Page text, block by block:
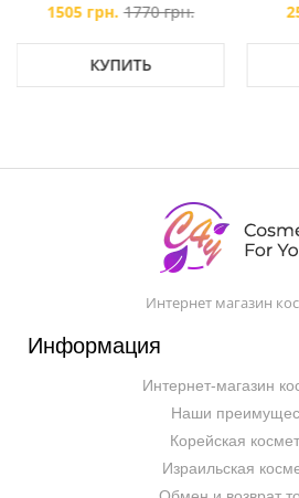
253 грн. 320 грн.
КУПИТЬ
Интернет магазин
Информация
Интернет-магазин
Наши
Корейская
Израильская